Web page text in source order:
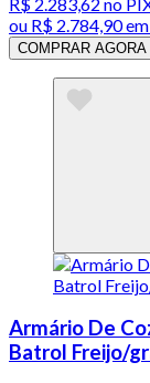
ou R$ 2.784,90
COMPRAR AGORA
Armário De
Batrol Freijo/